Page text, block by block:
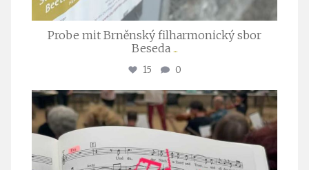
Probe mit Brněnský filharmonický sbor
Beseda ...
15 0
stuttgarter_oratorienchor
Juli 23